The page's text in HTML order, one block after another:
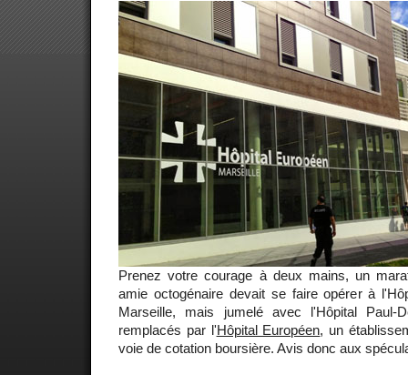
Prenez votre courage à deux mains, un
amie octogénaire devait se faire opérer à
Marseille, mais jumelé avec l'Hôpital Paul-
remplacés par l'Hôpital Européen, un
voie de cotation boursière. Avis donc aux